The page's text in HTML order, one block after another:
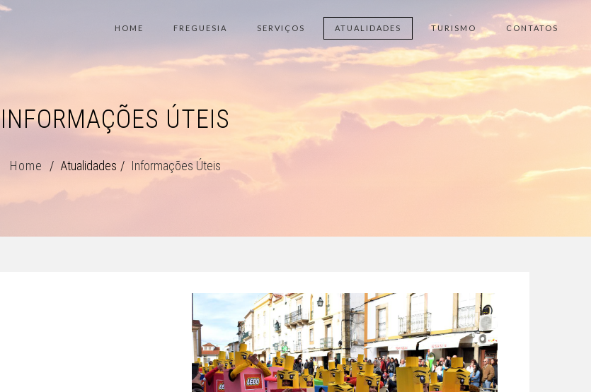
HOME FREGUESIA SERVIÇOS ATUALIDADES TURISMO CONTATOS
INFORMAÇÕES ÚTEIS
Home Atualidades Informações Úteis